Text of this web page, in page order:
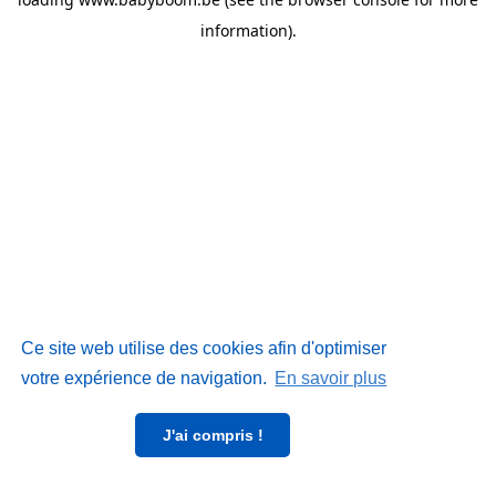
Ce site web utilise des cookies afin d'optimiser
votre expérience de navigation. En savoir plus
J'ai compris !
information).